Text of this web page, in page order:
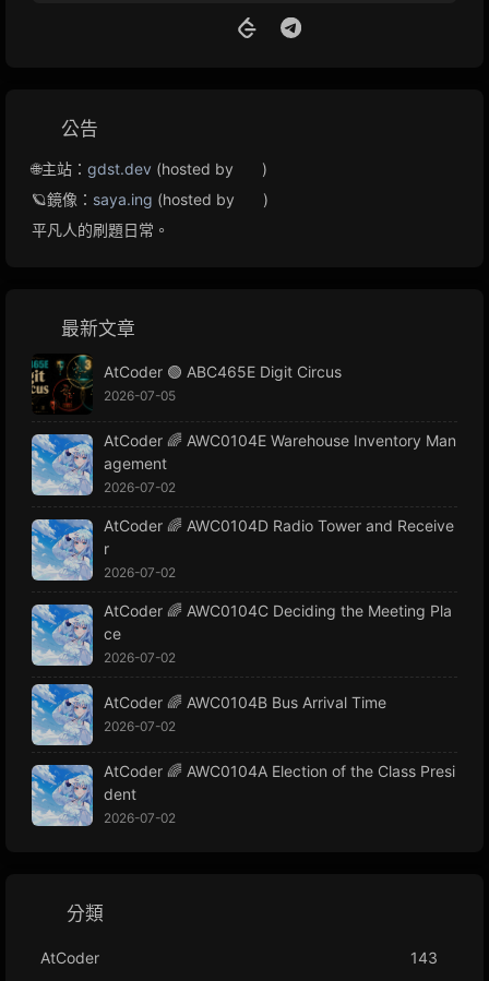
公告
🌐主站： gdst.dev (hosted by
)
🪐鏡像： saya.ing (hosted by
)
平凡人的刷題日常。
最新文章
AtCoder 🟢 ABC465E Digit Circus
2026-07-05
AtCoder 🌈 AWC0104E Warehouse Inventory Man
agement
2026-07-02
AtCoder 🌈 AWC0104D Radio Tower and Receive
r
2026-07-02
AtCoder 🌈 AWC0104C Deciding the Meeting Pla
ce
2026-07-02
AtCoder 🌈 AWC0104B Bus Arrival Time
2026-07-02
AtCoder 🌈 AWC0104A Election of the Class Presi
dent
2026-07-02
分類
AtCoder
143